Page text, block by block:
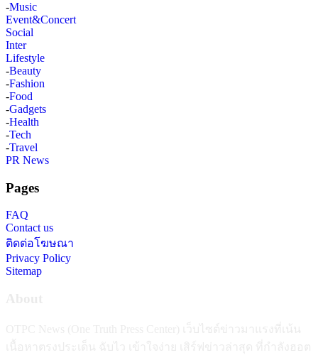
-Music
Event&Concert
Social
Inter
Lifestyle
-Beauty
-Fashion
-Food
-Gadgets
-Health
-Tech
-Travel
PR News
Pages
FAQ
Contact us
ติดต่อโฆษณา
Privacy Policy
Sitemap